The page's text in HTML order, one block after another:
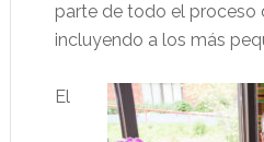
parte de todo el proceso
incluyendo a los más
El